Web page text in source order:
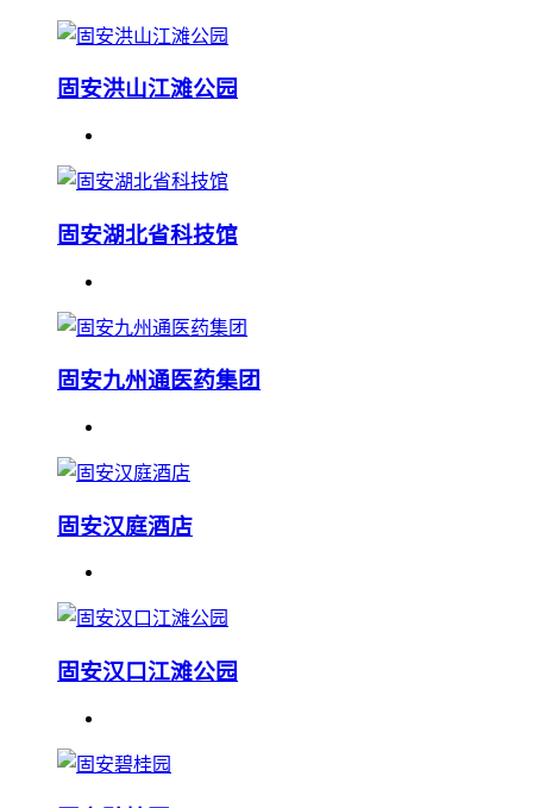
固安洪山江滩公园
固安湖北省科技馆
固安九州通医药集团
固安汉庭酒店
固安汉口江滩公园